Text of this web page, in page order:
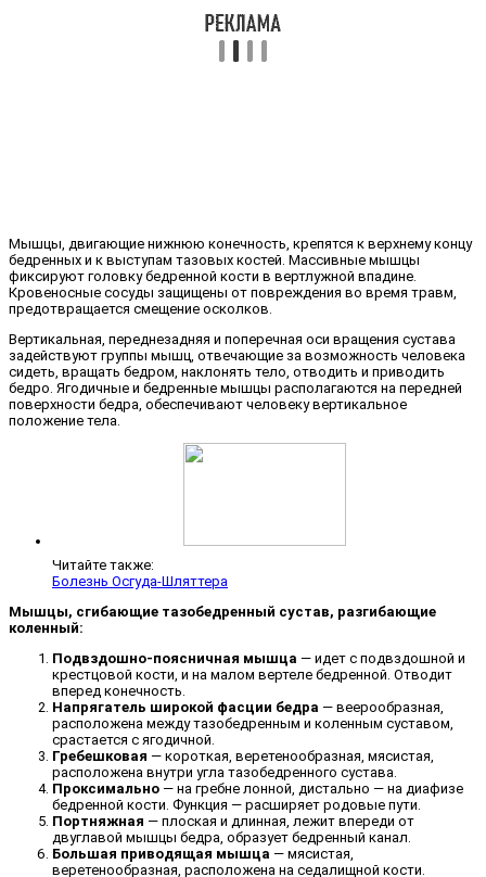
Мышцы, двигающие нижнюю конечность, крепятся к верхнему концу
бедренных и к выступам тазовых костей. Массивные мышцы
фиксируют головку бедренной кости в вертлужной впадине.
Кровеносные сосуды защищены от повреждения во время травм,
предотвращается смещение осколков.
Вертикальная, переднезадняя и поперечная оси вращения сустава
задействуют группы мышц, отвечающие за возможность человека
сидеть, вращать бедром, наклонять тело, отводить и приводить
бедро. Ягодичные и бедренные мышцы располагаются на передней
поверхности бедра, обеспечивают человеку вертикальное
положение тела.
Читайте также:
Болезнь Осгуда-Шляттера
Мышцы, сгибающие тазобедренный сустав, разгибающие
коленный:
Подвздошно-поясничная мышца — идет с подвздошной и
крестцовой кости, и на малом вертеле бедренной. Отводит
вперед конечность.
Напрягатель широкой фасции бедра — веерообразная,
расположена между тазобедренным и коленным суставом,
срастается с ягодичной.
Гребешковая — короткая, веретенообразная, мясистая,
расположена внутри угла тазобедренного сустава.
Проксимально — на гребне лонной, дистально — на диафизе
бедренной кости. Функция — расширяет родовые пути.
Портняжная — плоская и длинная, лежит впереди от
двуглавой мышцы бедра, образует бедренный канал.
Большая приводящая мышца — мясистая,
веретенообразная, расположена на седалищной кости.